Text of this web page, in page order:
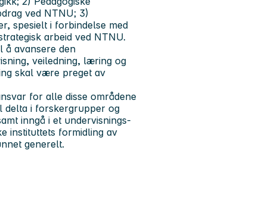
ved NTNU; 3)
spesielt i forbindelse med
arbeid ved NTNU.
å avansere den
veiledning, læring og
skal være preget av
for alle disse områdene
delta i forskergrupper og
inngå i et undervisnings-
instituttets formidling av
generelt.